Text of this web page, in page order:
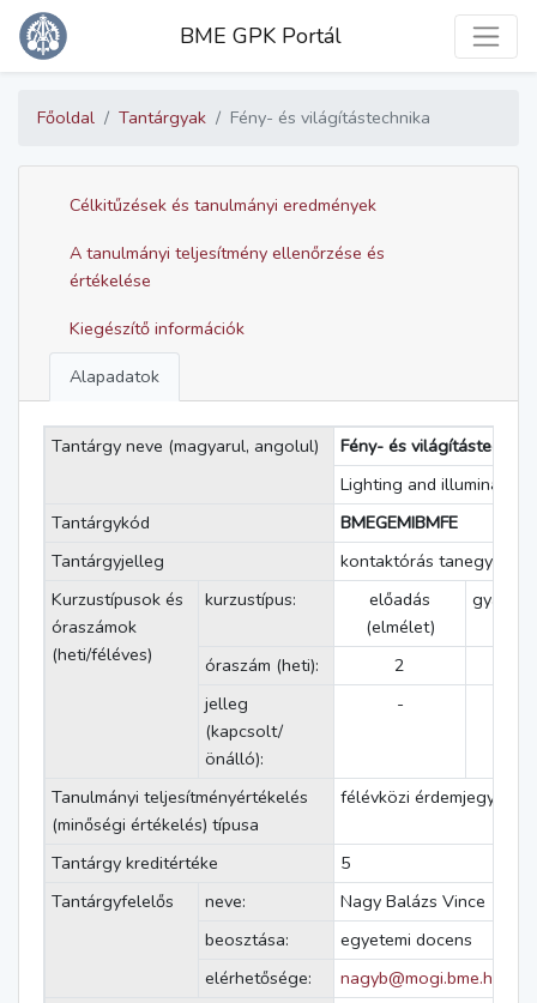
BME GPK Portál
Főoldal Tantárgyak Fény- és világítástechnika
Alapadatok
Célkitűzések és tanulmányi eredmények
A tanulmányi teljesítmény ellenőrzése és
értékelése
Kiegészítő információk
Tantárgy neve (magyarul, angolul)
Fény- és
Lighting and
Tantárgykód
BMEGEMIBMFE
Tantárgyjelleg
kontaktórás tanegység
Kurzustípusok és
óraszámok
(heti/féléves)
kurzustípus:
előadás
(elmélet)
óraszám (heti): 2
jelleg
(kapcsolt/
önálló):
-
Tanulmányi teljesítményértékelés
(minőségi értékelés) típusa
félévközi érdemjegy
Tantárgy kreditértéke
5
Tantárgyfelelős
neve:
Nagy Balázs Vince
beosztása:
egyetemi docens
elérhetősége:
nagyb@mogi.bme.hu